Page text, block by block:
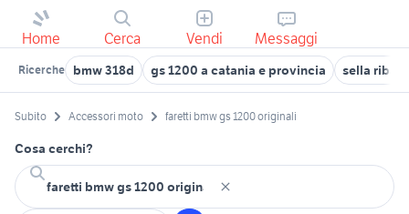
Home Cerca Vendi Messaggi
Ricerche bmw 318d gs 1200 a catania e provincia sella
Subito Accessori moto faretti bmw gs 1200 originali
Cosa cerchi?